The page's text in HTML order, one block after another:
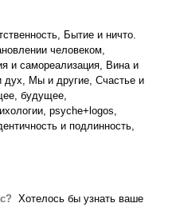
, Бытие и ничто.
человеком,
и самореализация, Вина и
дух, Мы и другие, Счастье и
будущее,
, psyche+logos,
и подлинность,
Хотелось бы узнать ваше